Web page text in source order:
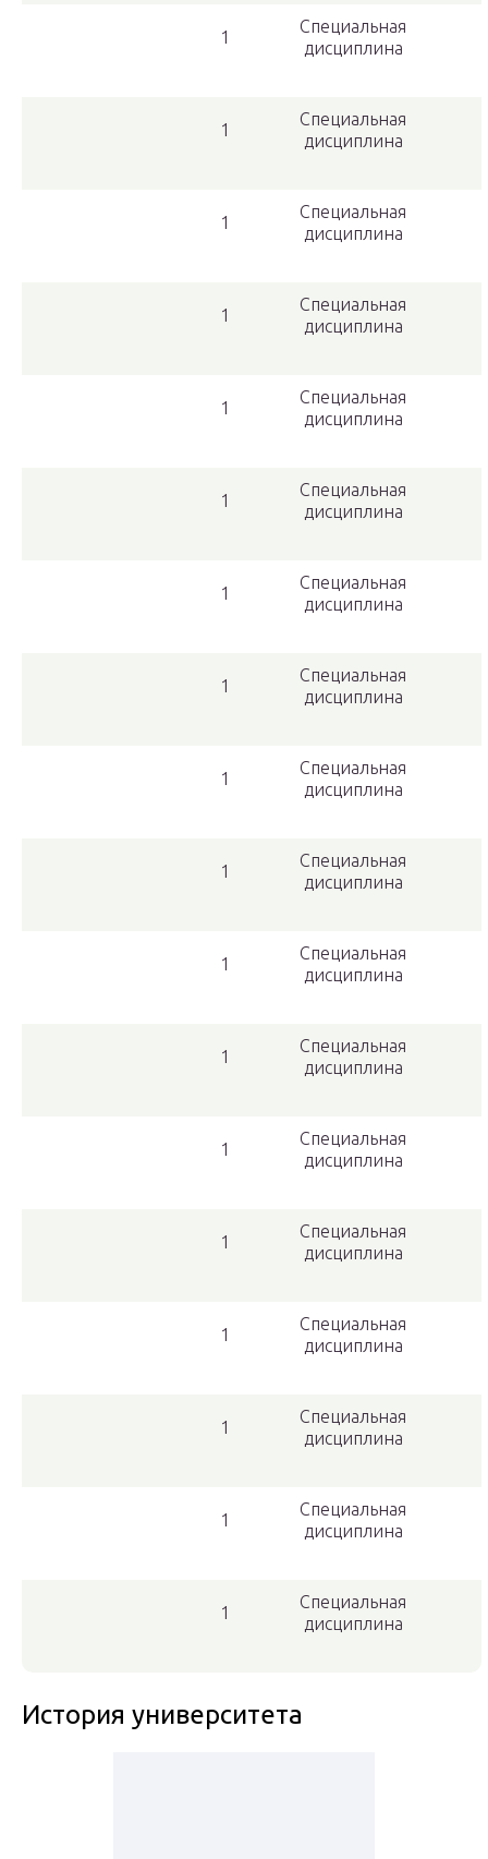
1
Специальная
дисциплина
1
Специальная
дисциплина
1
Специальная
дисциплина
1
Специальная
дисциплина
1
Специальная
дисциплина
1
Специальная
дисциплина
1
Специальная
дисциплина
1
Специальная
дисциплина
1
Специальная
дисциплина
1
Специальная
дисциплина
1
Специальная
дисциплина
1
Специальная
дисциплина
1
Специальная
дисциплина
1
Специальная
дисциплина
1
Специальная
дисциплина
1
Специальная
дисциплина
1
Специальная
дисциплина
1
Специальная
дисциплина
История университета